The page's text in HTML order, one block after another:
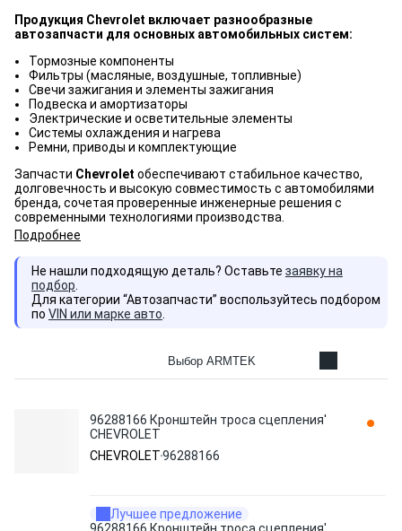
Продукция Chevrolet включает разнообразные
автозапчасти для основных автомобильных систем:
Тормозные компоненты
Фильтры (масляные, воздушные, топливные)
Свечи зажигания и элементы зажигания
Подвеска и амортизаторы
Электрические и осветительные элементы
Системы охлаждения и нагрева
Ремни, приводы и комплектующие
Запчасти Chevrolet обеспечивают стабильное качество,
долговечность и высокую совместимость с автомобилями
бренда, сочетая проверенные инженерные решения с
современными технологиями производства.
Подробнее
Не нашли подходящую деталь? Оставьте заявку на
подбор
Для категории “Автозапчасти” воспользуйтесь подбором
по VIN или марке авто
Выбор ARMTEK
96288166 Кронштейн троса сцепления'
CHEVROLET
CHEVROLET96288166
Лучшее предложение